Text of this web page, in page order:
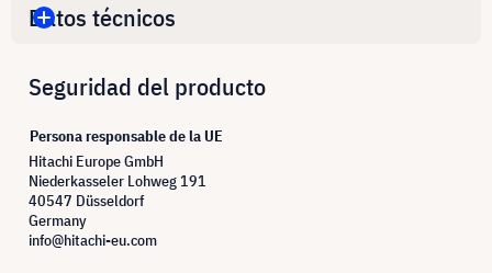
Datos técnicos
Seguridad del producto
Persona responsable de la UE
Hitachi Europe GmbH
Niederkasseler Lohweg 191
40547 Düsseldorf
Germany
info@hitachi-eu.com